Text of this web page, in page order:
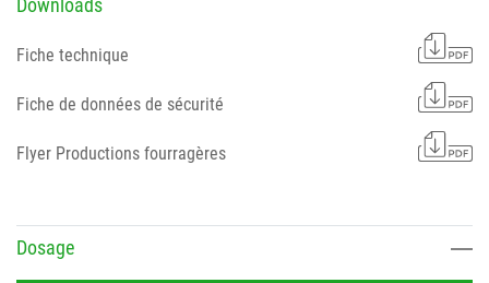
Downloads
Fiche technique
Fiche de données de sécurité
Flyer Productions fourragères
Dosage